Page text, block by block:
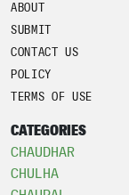
ABOUT
SUBMIT
CONTACT US
POLICY
TERMS OF USE
CATEGORIES
CHAUDHAR
CHULHA